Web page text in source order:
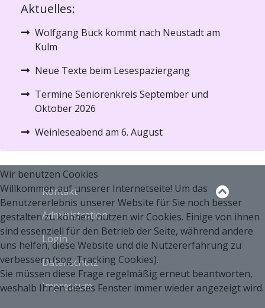
Aktuelles:
Wolfgang Buck kommt nach Neustadt am
Kulm
Neue Texte beim Lesespaziergang
Termine Seniorenkreis September und
Oktober 2026
Weinleseabend am 6. August
Kontakt
Administration
Login
Datenschutz
Impressum
Wir benutzen Cookies
Willkommen auf unserer Internetseite! Um das
Benutzererlebnis unserer Website für Sie noch besser
gestalten zu können, nutzen wir Cookies. Einige von ihnen
sind essenziell für den Betrieb der Seite, während andere
uns helfen, diese Website und die Nutzererfahrung zu
verbessern (sog. Tracking Cookies).
Sie müssen diese Frage regelmäßig erneut beantworten,
weshalb Ihnen dieses Fenster immer wieder angezeigt wird.